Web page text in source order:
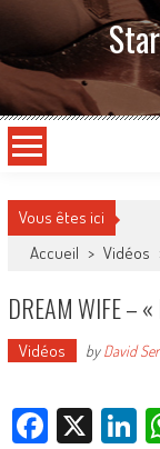
Vous êtes ici
Accueil > Vidéos
DREAM WIFE –
Vidéos byDavid
X